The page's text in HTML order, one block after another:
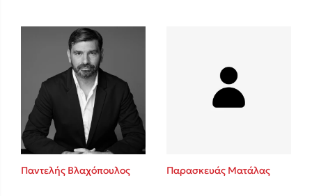
Παντελής Βλαχόπουλος Παρασκευάς Ματάλας